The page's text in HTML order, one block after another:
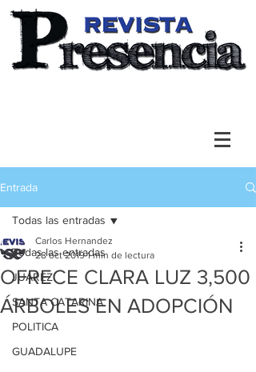
Entrada
Todas las entradas
JUAREZ
SANTA CATARINA
POLITICA
GUADALUPE
Todas las entradas
OFRECE CLARA LUZ 3,500
ÁRBOLES EN ADOPCIÓN
Carlos Hernandez
28 oct 2019 1 min de lectura